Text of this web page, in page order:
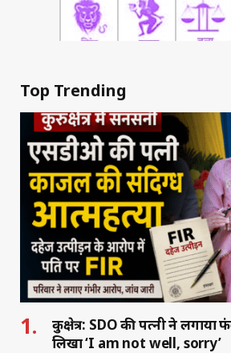
Top Trending
कुरुक्षेत्र: SDO की पत्नी ने लगाया
लिखा ‘I am not well, sorry’